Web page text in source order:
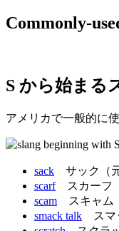
Commonly-
S から始まる
アメリカで一般的に
sack サック（
scarfスカーフ
scam スキャム
smack talk スマ